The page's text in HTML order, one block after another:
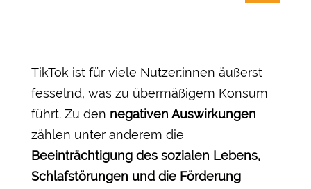
TikTok ist für viele Nutzer:innen äußerst
fesselnd, was zu übermäßigem Konsum
führt. Zu den negativen Auswirkungen
zählen unter anderem die
Beeinträchtigung des sozialen Lebens,
Schlafstörungen und die Förderung